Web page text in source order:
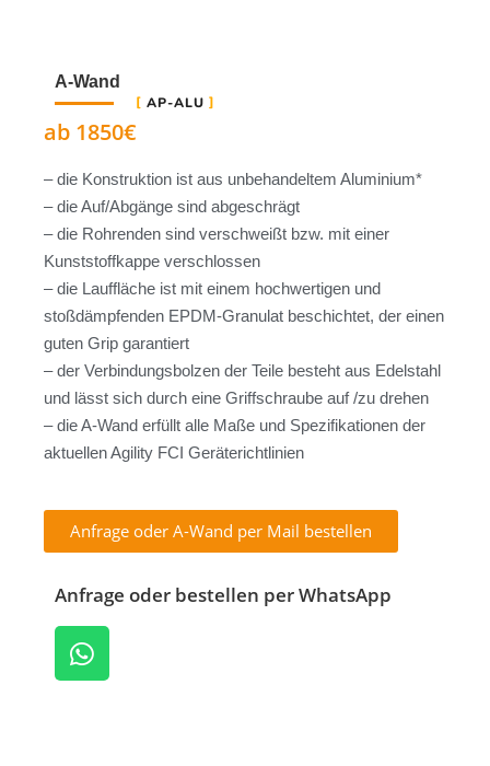
A-Wand
AP-ALU
ab 1850€
– die Konstruktion ist aus unbehandeltem Aluminium*
– die Auf/Abgänge sind abgeschrägt
– die Rohrenden sind verschweißt bzw. mit einer
Kunststoffkappe verschlossen
– die Lauffläche ist mit einem hochwertigen und
stoßdämpfenden EPDM-Granulat beschichtet, der einen
guten Grip garantiert
– der Verbindungsbolzen der Teile besteht aus Edelstahl
und lässt sich durch eine Griffschraube auf /zu drehen
– die A-Wand erfüllt alle Maße und Spezifikationen der
aktuellen Agility FCI Geräterichtlinien
Anfrage oder A-Wand per Mail bestellen
Anfrage oder bestellen per WhatsApp